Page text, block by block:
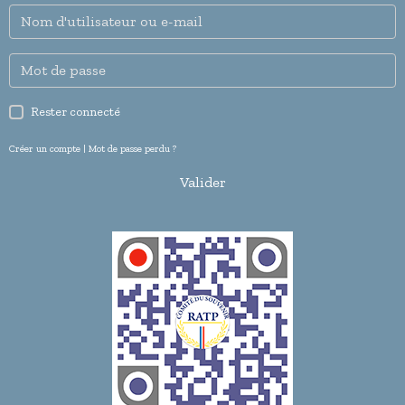
coopération fructueuse avec des acteurs majeurs du secteur
culturel et mémoriel.
Rester connecté
Créer un compte | Mot de passe perdu ?
Valider